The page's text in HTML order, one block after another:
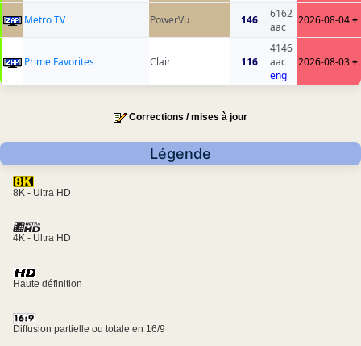
Metro TV PowerVu 146
6162
aac
2026-08-04+
Prime Favorites Clair 116
4146
aac
eng
2026-08-03+
Corrections / mises à jour
Légende
8K - Ultra HD
4K - Ultra HD
Haute définition
Diffusion partielle ou totale en 16/9